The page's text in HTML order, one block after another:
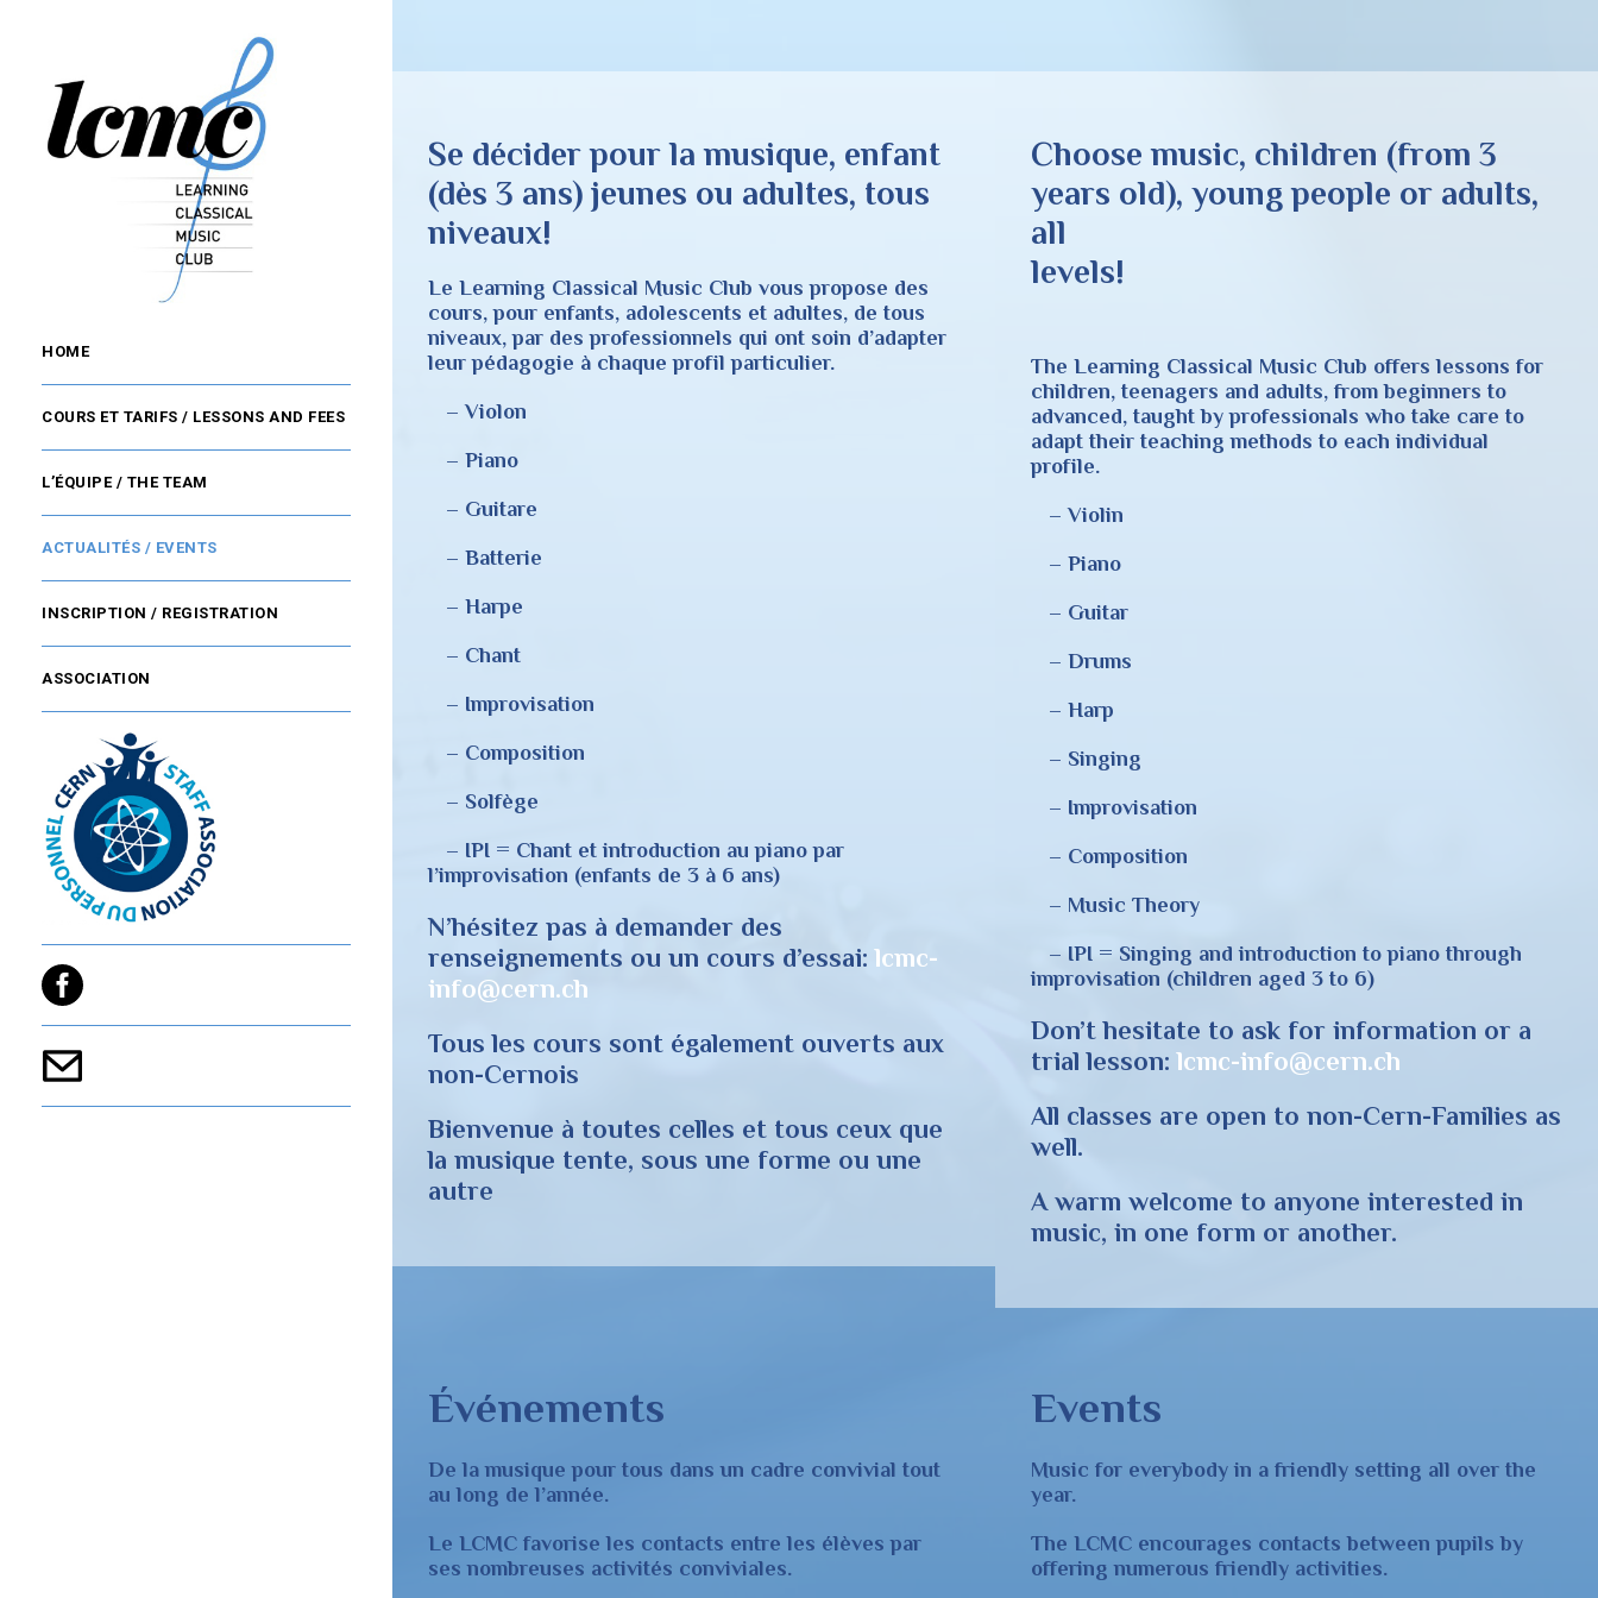
HOME
COURS ET TARIFS / LESSONS AND FEES
L’ÉQUIPE / THE TEAM
ACTUALITÉS / EVENTS
INSCRIPTION / REGISTRATION
ASSOCIATION
Se décider pour la musique, enfant
(dès 3 ans) jeunes ou adultes, tous
niveaux!
Le Learning Classical Music Club vous propose des
cours, pour enfants, adolescents et adultes, de tous
niveaux, par des professionnels qui ont soin d’adapter
leur pédagogie à chaque profil particulier.
– Violon
– Piano
– Guitare
– Batterie
– Harpe
– Chant
– Improvisation
– Composition
– Solfège
– IPI = Chant et introduction au piano par
l’improvisation (enfants de 3 à 6 ans)
N’hésitez pas à demander des
renseignements ou un cours d’essai:lcmc-
info@cern.ch
Tous les cours sont également ouverts aux
non-Cernois
Bienvenue à toutes celles et tous ceux que
la musique tente, sous une forme ou une
autre
Choose music, children (from 3
years old), young people or adults,
all
levels!
The Learning Classical Music Club offers lessons for
children, teenagers and adults, from beginners to
advanced, taught by professionals who take care to
adapt their teaching methods to each individual
profile.
– Violin
– Piano
– Guitar
– Drums
– Harp
– Singing
– Improvisation
– Composition
– Music Theory
– IPI = Singing and introduction to piano through
improvisation (children aged 3 to 6)
Don’t hesitate to ask for information or a
trial lesson:lcmc-info@cern.ch
All classes are open to non-Cern-Families as
well.
A warm welcome to anyone interested in
music, in one form or another.
Événements
De la musique pour tous dans un cadre convivial tout
au long de l’année.
Le LCMC favorise les contacts entre les élèves par
ses nombreuses activités conviviales.
Events
Music for everybody in a friendly setting all over the
year.
The LCMC encourages contacts between pupils by
offering numerous friendly activities.